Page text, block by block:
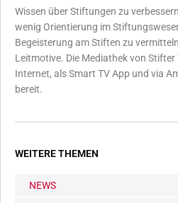
Wissen über Stiftungen zu
wenig Orientierung im
Begeisterung am Stiften zu
Leitmotive. Die Mediathek von
Internet, als Smart TV App und via
bereit.
WEITERE THEMEN
NEWS